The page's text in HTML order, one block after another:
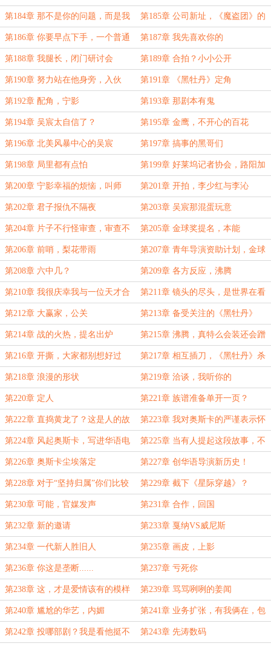
第184章 那不是你的问题，而是我
的问题
第185章 公司新址，《魔盗团》的
长尾收益
第186章 你要早点下手，一个普通
的傍晚
第187章 我先喜欢你的
第188章 我腿长，闭门研讨会 第189章 合拍？小小公开
第190章 努力站在他身旁，入伙 第191章 《黑牡丹》定角
第192章 配角，宁影 第193章 那剧本有鬼
第194章 吴宸太自信了？ 第195章 金鹰，不开心的百花
第196章 北美风暴中心的吴宸 第197章 搞事的黑哥们
第198章 局里都有点怕 第199章 好莱坞记者协会，路阳加
盟
第200章 宁影幸福的烦恼，叫师
姐！
第201章 开拍，李少红与李沁
第202章 君子报仇不隔夜 第203章 吴宸那混蛋玩意
第204章 片子不行怪审查，审查不
过怪同行
第205章 金球奖提名，本能
第206章 前哨，梨花带雨 第207章 青年导演资助计划，金球
奖
第208章 六中几？ 第209章 各方反应，沸腾
第210章 我很庆幸我与一位天才合
作
第211章 镜头的尽头，是世界在看
第212章 大赢家，公关 第213章 备受关注的《黑牡丹》
第214章 战的火热，提名出炉 第215章 沸腾，真特么会装还会蹭
第216章 开撕，大家都别想好过 第217章 相互插刀，《黑牡丹》杀
青
第218章 浪漫的形状 第219章 洽谈，我听你的
第220章 定人 第221章 族谱准备单开一页？
第222章 直捣黄龙了？这是人的故
事。
第223章 我对奥斯卡的严谨表示怀
疑，向奥斯卡开火！
第224章 风起奥斯卡，写进华语电
影史
第225章 当有人提起这段故事，不
会说错它来自哪里
第226章 奥斯卡尘埃落定 第227章 创华语导演新历史！
第228章 对于“坚持归属”你们比较
脆弱，我懂......
第229章 截下《星际穿越》？
第230章 可能，官媒发声 第231章 合作，回国
第232章 新的邀请 第233章 戛纳VS威尼斯
第234章 一代新人胜旧人 第235章 画皮，上影
第236章 你这是垄断...... 第237章 亏死你
第238章 这，才是爱情该有的模样 第239章 骂骂咧咧的姜闻
第240章 尴尬的华艺，内媚 第241章 业务扩张，有我俩在，包
火的
第242章 投哪部剧？我是看他挺不 第243章 先涛数码